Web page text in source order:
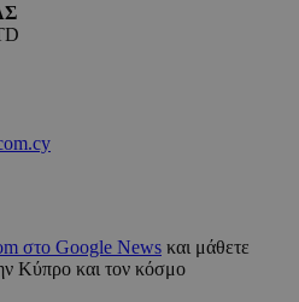
στο Google News και μάθετε
Κύπρο και τον κόσμο